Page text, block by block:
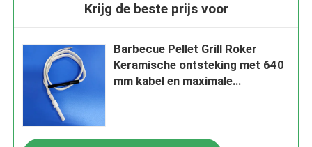
Krijg de beste prijs voor
Barbecue Pellet Grill Roker
Keramische ontsteking met 640
mm kabel en maximale